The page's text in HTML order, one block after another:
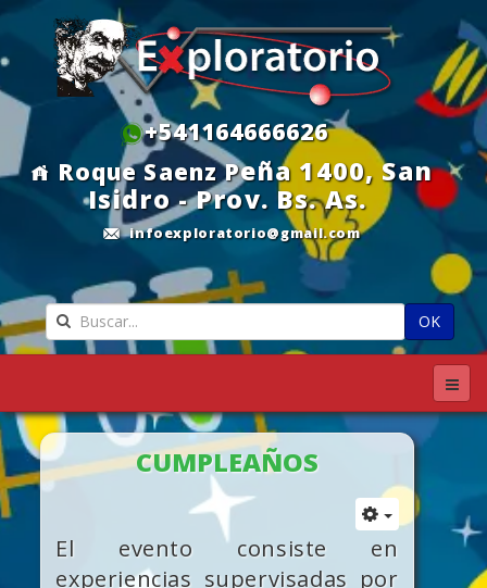
+541164666626
Roque Saenz Peña 1400, San
Isidro - Prov. Bs. As.
infoexploratorio@gmail.com
OK
CUMPLEAÑOS
El evento consiste en
experiencias supervisadas por